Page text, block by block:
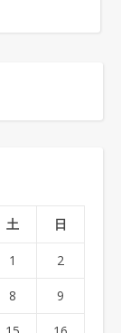
土 日
1 2
8 9